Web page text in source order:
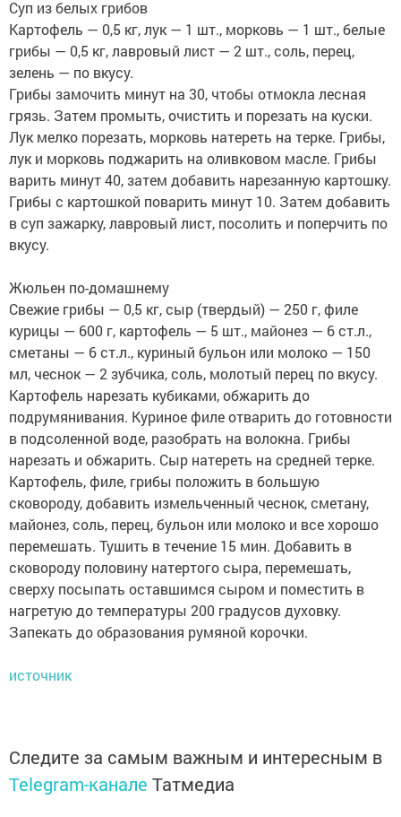
Суп из белых грибов
Картофель — 0,5 кг, лук — 1 шт., морковь — 1 шт., белые
грибы — 0,5 кг, лавровый лист — 2 шт., соль, перец,
зелень — по вкусу.
Грибы замочить минут на 30, чтобы отмокла лесная
грязь. Затем промыть, очистить и порезать на куски.
Лук мелко порезать, морковь натереть на терке. Грибы,
лук и морковь поджарить на оливковом масле. Грибы
варить минут 40, затем добавить нарезанную картошку.
Грибы с картошкой поварить минут 10. Затем добавить
в суп зажарку, лавровый лист, посолить и поперчить по
вкусу.
Жюльен по-домашнему
Свежие грибы — 0,5 кг, сыр (твердый) — 250 г, филе
курицы — 600 г, картофель — 5 шт., майонез — 6 ст.л.,
сметаны — 6 ст.л., куриный бульон или молоко — 150
мл, чеснок — 2 зубчика, соль, молотый перец по вкусу.
Картофель нарезать кубиками, обжарить до
подрумянивания. Куриное филе отварить до готовности
в подсоленной воде, разобрать на волокна. Грибы
нарезать и обжарить. Сыр натереть на средней терке.
Картофель, филе, грибы положить в большую
сковороду, добавить измельченный чеснок, сметану,
майонез, соль, перец, бульон или молоко и все хорошо
перемешать. Тушить в течение 15 мин. Добавить в
сковороду половину натертого сыра, перемешать,
сверху посыпать оставшимся сыром и поместить в
нагретую до температуры 200 градусов духовку.
Запекать до образования румяной корочки.
источник
Следите за самым важным и интересным в
Telegram-канале Татмедиа